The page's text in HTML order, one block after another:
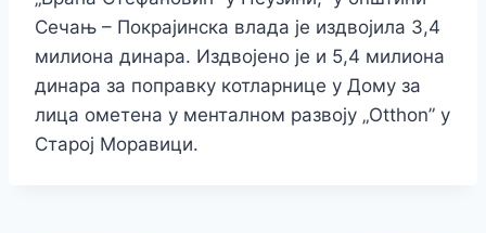
Сечањ – Покрајинска влада је издвојила 3,4
милиона динара. Издвојено је и 5,4 милиона
динара за поправку котларнице у Дому за
лица ометена у менталном развоју „Оtthon” у
Старој Моравици.